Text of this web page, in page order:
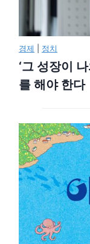
경제 정치
‘그 성장이
를 해야 한다